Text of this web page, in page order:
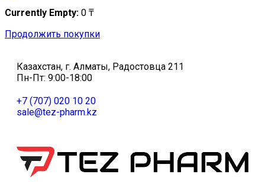
Currently Empty: 0 ₸
Продолжить покупки
Казахстан, г. Алматы, Радостовца 211
Пн-Пт: 9:00-18:00
+7 (707) 020 10 20
sale@tez-pharm.kz